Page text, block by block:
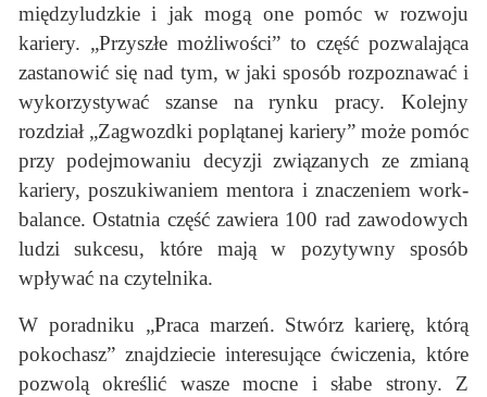
międzyludzkie i jak mogą one pomóc w rozwoju
kariery. „Przyszłe możliwości” to część pozwalająca
zastanowić się nad tym, w jaki sposób rozpoznawać i
wykorzystywać szanse na rynku pracy. Kolejny
rozdział „Zagwozdki poplątanej kariery” może pomóc
przy podejmowaniu decyzji związanych ze zmianą
kariery, poszukiwaniem mentora i znaczeniem work-
balance. Ostatnia część zawiera 100 rad zawodowych
ludzi sukcesu, które mają w pozytywny sposób
wpływać na czytelnika.
W poradniku „Praca marzeń. Stwórz karierę, którą
pokochasz” znajdziecie interesujące ćwiczenia, które
pozwolą określić wasze mocne i słabe strony. Z